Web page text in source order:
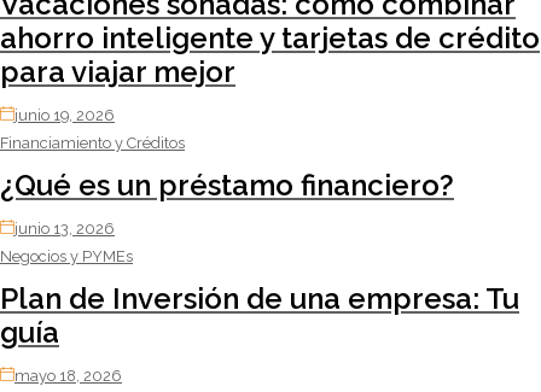
ahorro inteligente y tarjetas de crédito
para viajar mejor
junio 19, 2026
Financiamiento y Créditos
¿Qué es un préstamo financiero?
junio 13, 2026
Negocios y PYMEs
Plan de Inversión de una empresa: Tu
guía
mayo 18, 2026